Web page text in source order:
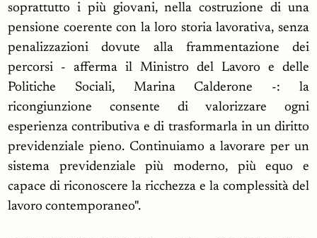
soprattutto i più giovani, nella costruzione di una
pensione coerente con la loro storia lavorativa, senza
penalizzazioni dovute alla frammentazione dei
percorsi - afferma il Ministro del Lavoro e delle
Politiche Sociali, Marina Calderone -: la
ricongiunzione consente di valorizzare ogni
esperienza contributiva e di trasformarla in un diritto
previdenziale pieno. Continuiamo a lavorare per un
sistema previdenziale più moderno, più equo e
capace di riconoscere la ricchezza e la complessità del
lavoro contemporaneo".